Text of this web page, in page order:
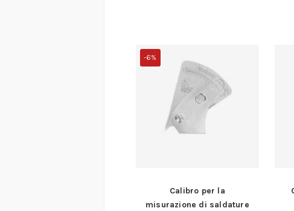
-6%
Calibro per la
misurazione di saldature